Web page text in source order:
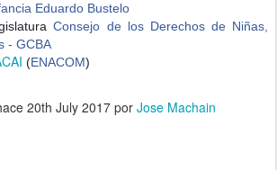
Eduardo Bustelo
Consejo de los Derechos de Niñas,
- GCBA
(ENACOM)
20th July 2017por Jose Machain